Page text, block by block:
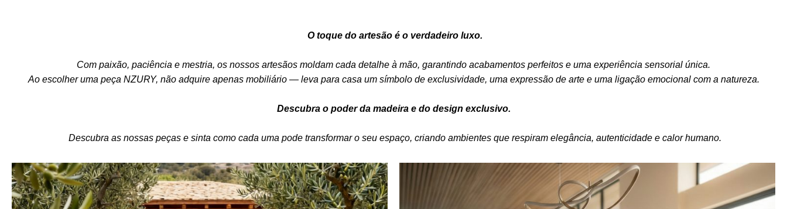
O toque do artesão é o verdadeiro luxo.
Com paixão, paciência e mestria, os nossos artesãos moldam cada detalhe à mão, garantindo acabamentos perfeitos e uma experiência sensorial única.
Ao escolher uma peça NZURY, não adquire apenas mobiliário — leva para casa um símbolo de exclusividade, uma expressão de arte e uma ligação emocional com a natureza.
Descubra o poder da madeira e do design exclusivo.
Descubra as nossas peças e sinta como cada uma pode transformar o seu espaço, criando ambientes que respiram elegância, autenticidade e calor humano.